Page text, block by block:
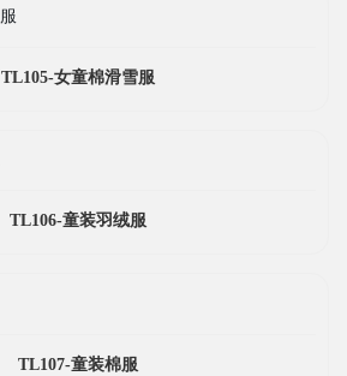
TL105-女童棉滑雪服
TL106-童装羽绒服
TL107-童装棉服